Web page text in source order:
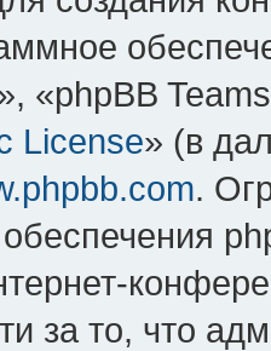
«phpBB
License» (в
.
за то, что